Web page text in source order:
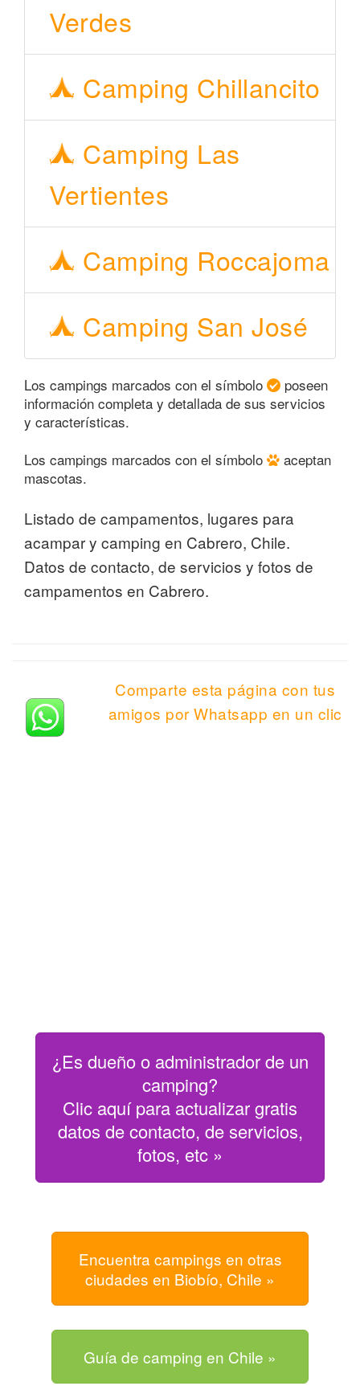
Verdes
Camping Chillancito
Camping Las
Vertientes
Camping Roccajoma
Camping San José
Los campings marcados con el símbolo
poseen
información completa y detallada de sus servicios
y características.
Los campings marcados con el símbolo
aceptan
mascotas.
Listado de campamentos, lugares para
acampar y camping en Cabrero, Chile.
Datos de contacto, de servicios y fotos de
campamentos en Cabrero.
Comparte esta página con tus
amigos por Whatsapp en un clic
¿Es dueño o administrador de un
camping?
Clic aquí para actualizar gratis
datos de contacto, de servicios,
fotos, etc »
Encuentra campings en otras
ciudades en Biobío, Chile »
Guía de camping en Chile »